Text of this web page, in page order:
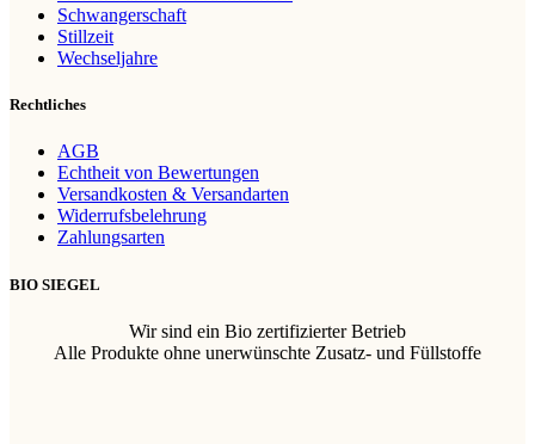
Schwangerschaft
Stillzeit
Wechseljahre
Rechtliches
AGB
Echtheit von Bewertungen
Versandkosten & Versandarten
Widerrufsbelehrung
Zahlungsarten
BIO SIEGEL
Wir sind ein Bio zertifizierter Betrieb
Alle Produkte ohne unerwünschte Zusatz- und Füllstoffe